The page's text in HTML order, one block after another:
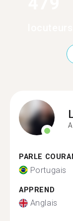
PARLE
Portugais
APPREND
Anglais